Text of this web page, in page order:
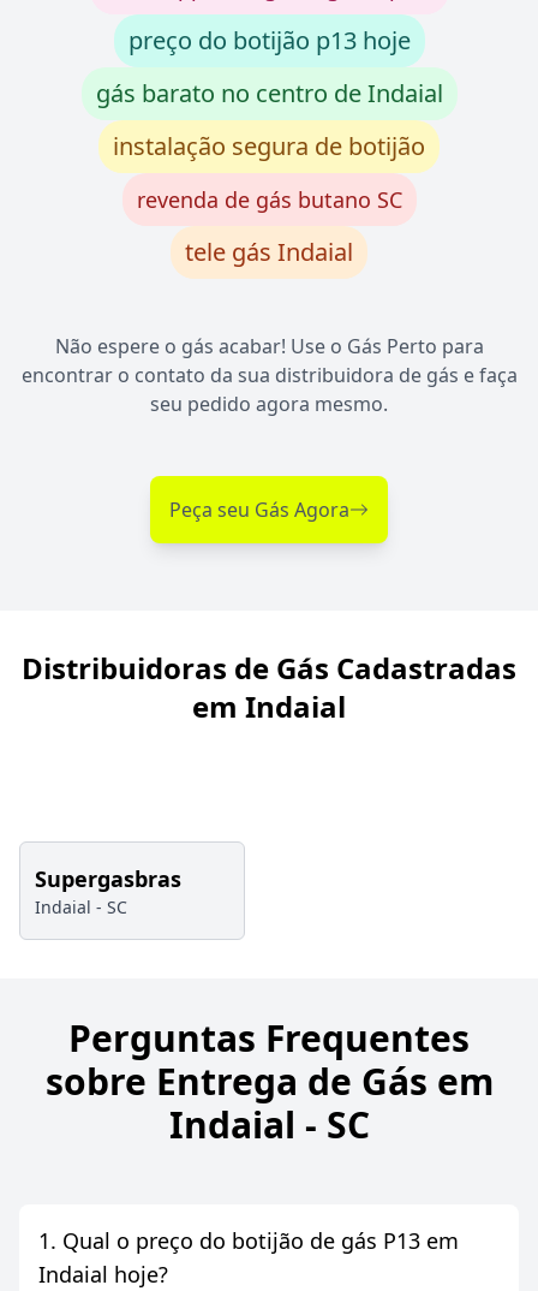
preço do botijão p13 hoje
gás barato no centro de Indaial
instalação segura de botijão
revenda de gás butano SC
tele gás Indaial
Não espere o gás acabar! Use o Gás Perto para
encontrar o contato da sua distribuidora de gás e faça
seu pedido agora mesmo.
Peça seu Gás Agora
Distribuidoras de Gás Cadastradas
em Indaial
Supergasbras
Indaial - SC
Perguntas Frequentes
sobre Entrega de Gás em
Indaial - SC
1. Qual o preço do botijão de gás P13 em
Indaial hoje?